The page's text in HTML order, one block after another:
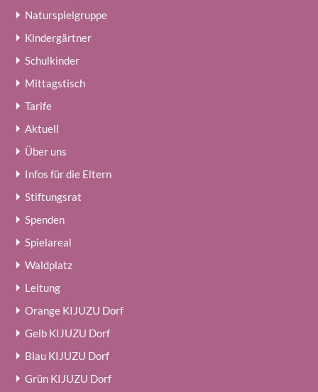
Naturspielgruppe
Kindergärtner
Schulkinder
Mittagstisch
Tarife
Aktuell
Über uns
Infos für die Eltern
Stiftungsrat
Spenden
Spielareal
Waldplatz
Leitung
Orange KIJUZU Dorf
Gelb KIJUZU Dorf
Blau KIJUZU Dorf
Grün KIJUZU Dorf